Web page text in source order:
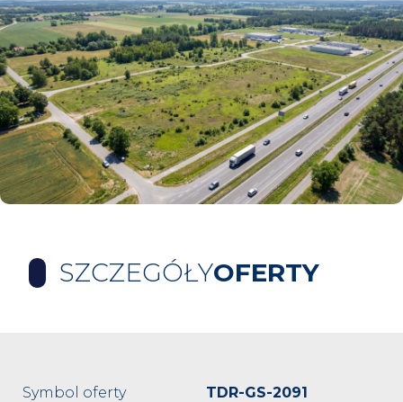
SZCZEGÓŁYOFERTY
Symbol oferty
TDR-GS-2091